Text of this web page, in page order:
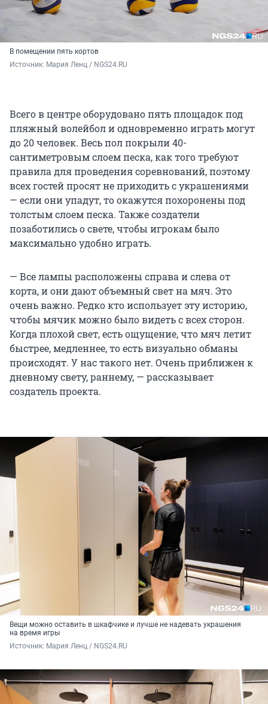
В помещении пять кортов
Источник: Мария Ленц / NGS24.RU
Всего в центре оборудовано пять площадок под
пляжный волейбол и одновременно играть могут
до 20 человек. Весь пол покрыли 40-
сантиметровым слоем песка, как того требуют
правила для проведения соревнований, поэтому
всех гостей просят не приходить с украшениями
— если они упадут, то окажутся похоронены под
толстым слоем песка. Также создатели
позаботились о свете, чтобы игрокам было
максимально удобно играть.
— Все лампы расположены справа и слева от
корта, и они дают объемный свет на мяч. Это
очень важно. Редко кто использует эту историю,
чтобы мячик можно было видеть с всех сторон.
Когда плохой свет, есть ощущение, что мяч летит
быстрее, медленнее, то есть визуально обманы
происходят. У нас такого нет. Очень приближен к
дневному свету, раннему, — рассказывает
создатель проекта.
Вещи можно оставить в шкафчике и лучше не надевать украшения
на время игры
Источник: Мария Ленц / NGS24.RU